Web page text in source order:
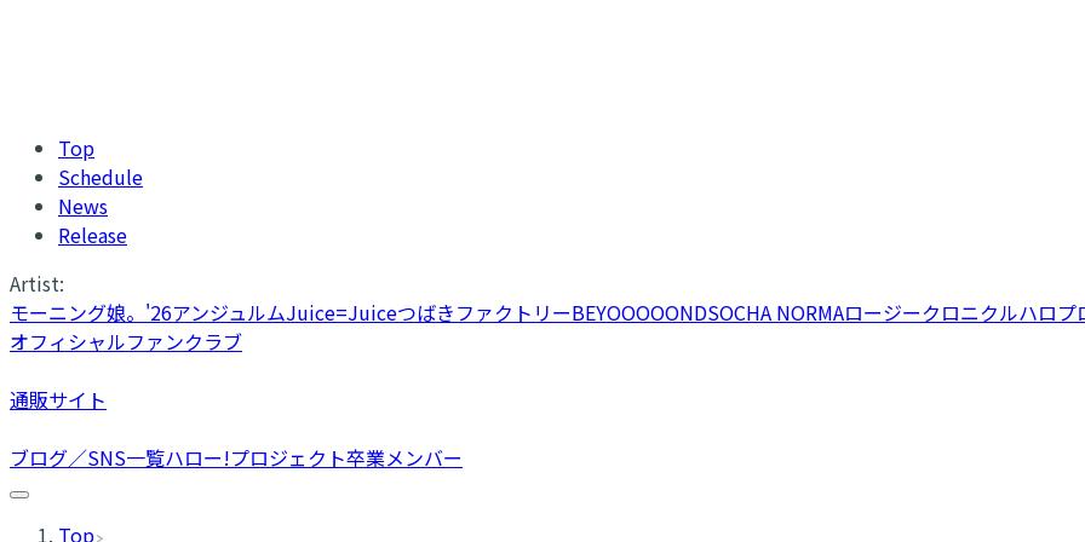
Top
Schedule
News
Release
Artist:
モーニング娘。'26アンジュルムJuice=JuiceつばきファクトリーBEYOOOOONDSOCHA NORMAロージークロニクルハロプ
オフィシャルファンクラブ
通販サイト
ブログ／SNS一覧ハロー!プロジェクト卒業メンバー
Top